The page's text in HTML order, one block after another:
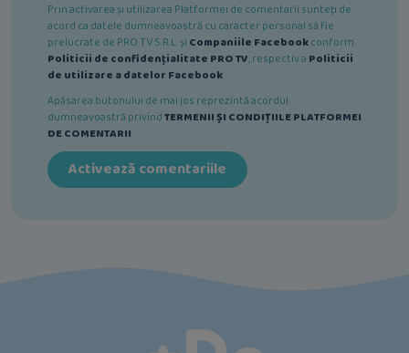
Prin activarea și utilizarea Platformei de comentarii sunteți de
acord ca datele dumneavoastră cu caracter personal să fie
prelucrate de PRO TV S.R.L. și Companiile Facebookconform
Politicii de confidențialitate PRO TV, respectiv a Politicii
de utilizare a datelor Facebook.
Apăsarea butonului de mai jos reprezintă acordul
dumneavoastră privindTERMENII ȘI CONDIȚIILE PLATFORMEI
DE COMENTARII.
Activează comentariile